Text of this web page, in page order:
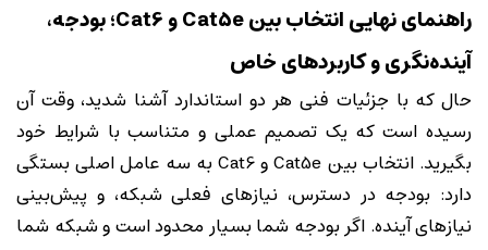
راهنمای نهایی انتخاب بین Cat5e و Cat6؛ بودجه،
آینده‌نگری و کاربردهای خاص
حال که با جزئیات فنی هر دو استاندارد آشنا شدید، وقت آن
رسیده است که یک تصمیم عملی و متناسب با شرایط خود
بگیرید. انتخاب بین Cat5e و Cat6 به سه عامل اصلی بستگی
دارد: بودجه در دسترس، نیازهای فعلی شبکه، و پیش‌بینی
نیازهای آینده. اگر بودجه شما بسیار محدود است و شبکه شما